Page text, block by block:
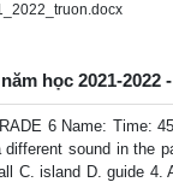
học 2021-
6 Name: Time:
sound in the
C. island D. guide